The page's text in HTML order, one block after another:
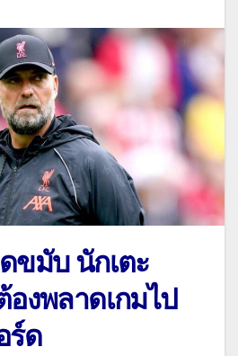
ขมับ นักเตะ
งพลาดเกมไป
ร์ด